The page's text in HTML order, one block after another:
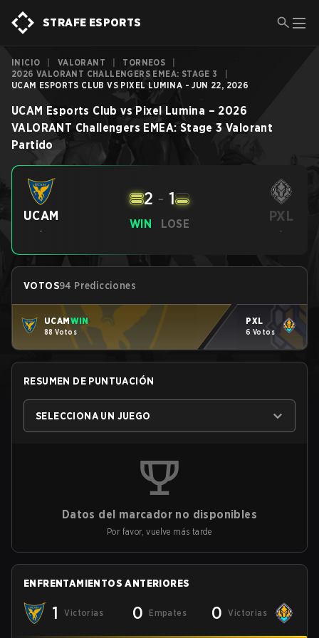
STRAFE ESPORTS
INICIO VALORANT TORNEOS
2026 VALORANT CHALLENGERS EMEA: STAGE 3
UCAM ESPORTS CLUB VS PIXEL LUMINA - JUN 22, 2026
UCAM Esports Club vs Pixel Lumina – 2026
VALORANT Challengers EMEA: Stage 3 Valorant
Partido
UCAM
-
WIN
2 - 1
LOSE PXL
-
VOTOS94 Predicciones
UCAMWIN
88 Votos
PXL
6 Votos
RESUMEN DE PUNTUACIÓN
SELECCIONA UN JUEGO
Datos del marcador no disponibles
Por favor, vuelve más tarde
ENFRENTAMIENTOS ANTERIORES
1 Victorias 0 Empates 0 Victorias